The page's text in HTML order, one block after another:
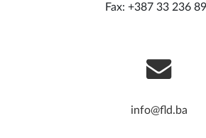
Fax: +387 33 236
info@fld.ba